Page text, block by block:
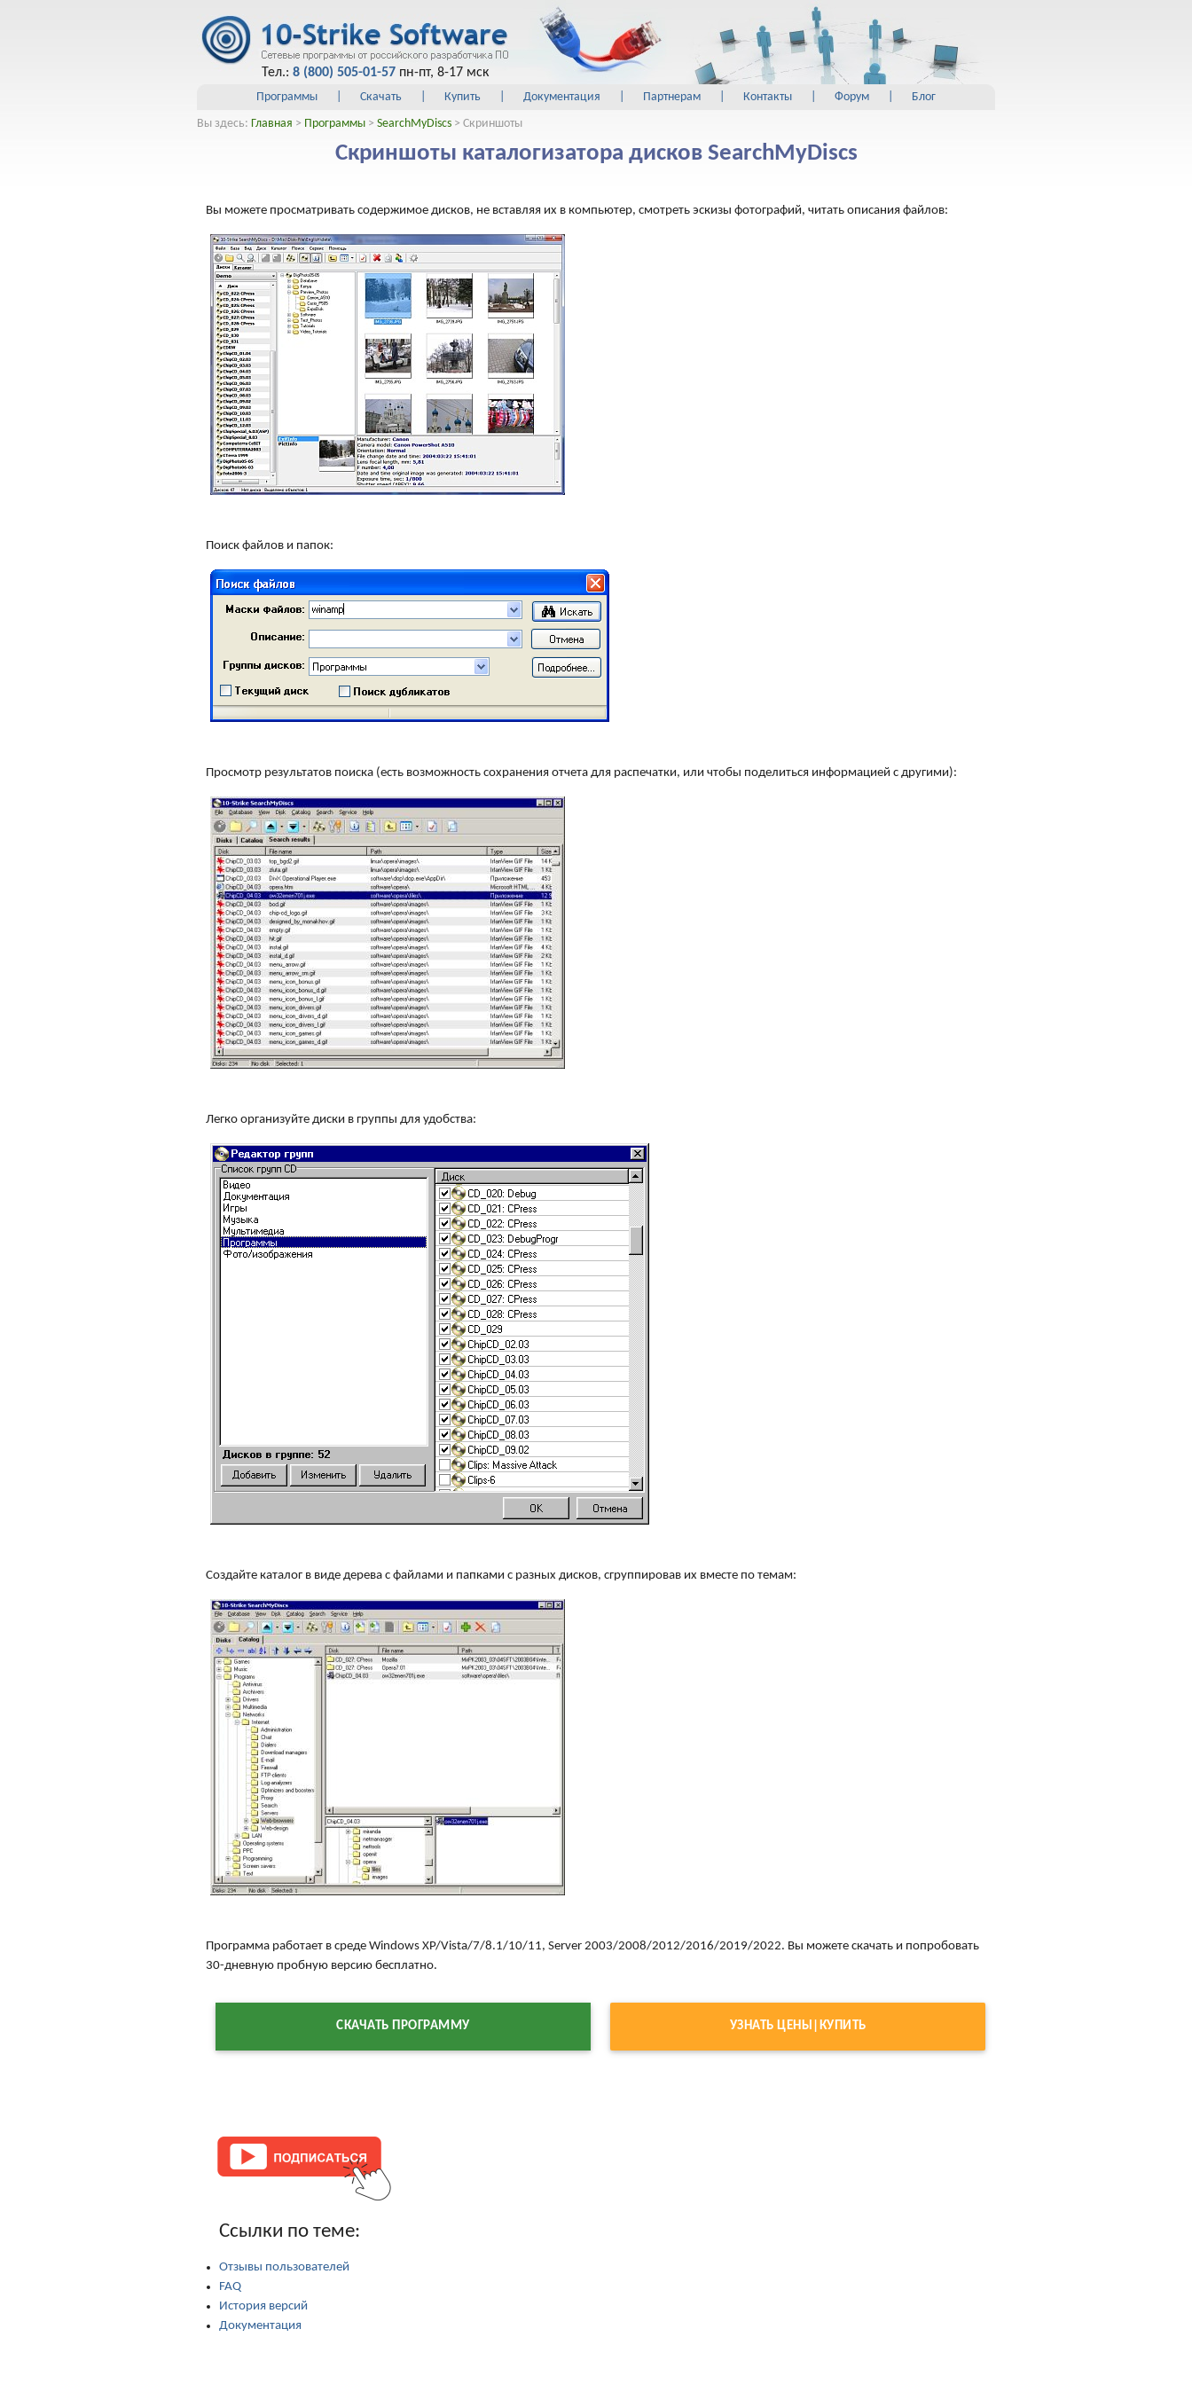
Тел.: 8 (800) 505-01-57 пн-пт, 8-17 мск
Программы Скачать Купить Документация Партнерам Контакты Форум
Блог
Вы здесь: Главная > Программы > SearchMyDiscs > Скриншоты
Скриншоты каталогизатора дисков SearchMyDiscs
Вы можете просматривать содержимое дисков, не вставляя их в компьютер, смотреть эскизы фотографий, читать описания файлов:
Поиск файлов и папок:
Просмотр результатов поиска (есть возможность сохранения отчета для распечатки, или чтобы поделиться информацией с другими):
Легко организуйте диски в группы для удобства:
Создайте каталог в виде дерева с файлами и папками с разных дисков, сгруппировав их вместе по темам:
Программа работает в среде Windows XP/Vista/7/8.1/10/11, Server 2003/2008/2012/2016/2019/2022. Вы можете скачать и попробовать
30-дневную пробную версию бесплатно.
СКАЧАТЬ ПРОГРАММУ УЗНАТЬ ЦЕНЫ|КУПИТЬ
Ссылки по теме:
Отзывы пользователей
FAQ
История версий
Документация